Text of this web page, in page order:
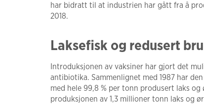
har bidratt til at industrien har gått fra å
2018.
Laksefisk og redusert
Introduksjonen av vaksiner har gjort det
antibiotika. Sammenlignet med 1987 har
med hele 99,8 % per tonn produsert laks
produksjonen av 1,3 millioner tonn laks og